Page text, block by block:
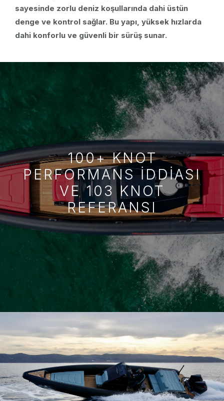
sayesinde zorlu deniz koşullarında dahi üstün
denge ve kontrol sağlar. Bu yapı, yüksek hızlarda
dahi konforlu ve güvenli bir sürüş sunar.
100+ KNOT
PERFORMANS IDDIASI
VE 103 KNOT
REFERANSI